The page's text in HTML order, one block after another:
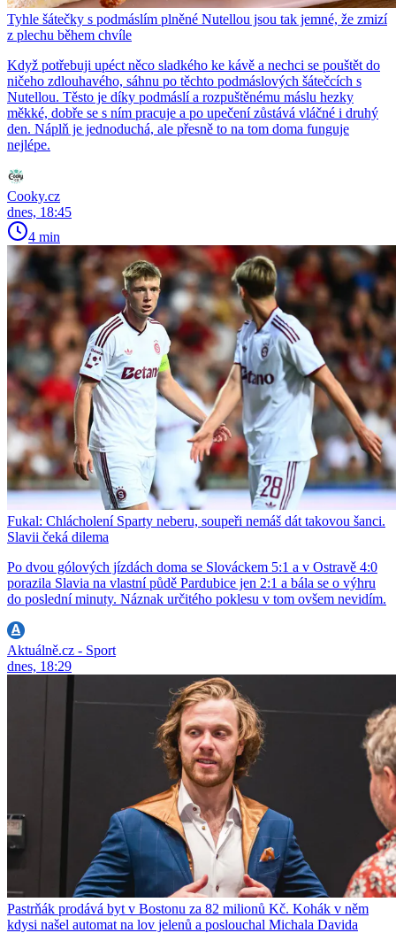
Tyhle šátečky s podmáslím plněné Nutellou jsou tak jemné, že zmizí
z plechu během chvíle
Když potřebuji upéct něco sladkého ke kávě a nechci se pouštět do
ničeho zdlouhavého, sáhnu po těchto podmáslových šátečcích s
Nutellou. Těsto je díky podmáslí a rozpuštěnému máslu hezky
měkké, dobře se s ním pracuje a po upečení zůstává vláčné i druhý
den. Náplň je jednoduchá, ale přesně to na tom doma funguje
nejlépe.
Cooky.cz
dnes, 18:45
4 min
Fukal: Chlácholení Sparty neberu, soupeři nemáš dát takovou šanci.
Slavii čeká dilema
Po dvou gólových jízdách doma se Slováckem 5:1 a v Ostravě 4:0
porazila Slavia na vlastní půdě Pardubice jen 2:1 a bála se o výhru
do poslední minuty. Náznak určitého poklesu v tom ovšem nevidím.
Aktuálně.cz - Sport
dnes, 18:29
Pastrňák prodává byt v Bostonu za 82 milionů Kč. Kohák v něm
kdysi našel automat na lov jelenů a poslouchal Michala Davida